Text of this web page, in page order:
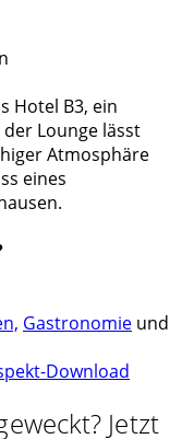
Hotel B3, ein
Lounge lässt
Atmosphäre
eines
Gastronomie und
Download
Jetzt